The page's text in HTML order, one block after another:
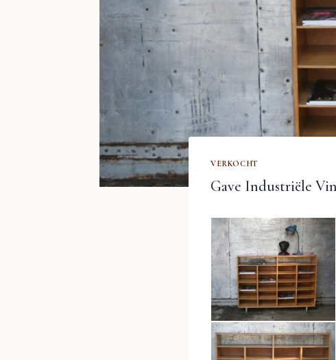
VERKOCHT
Gave Industriële